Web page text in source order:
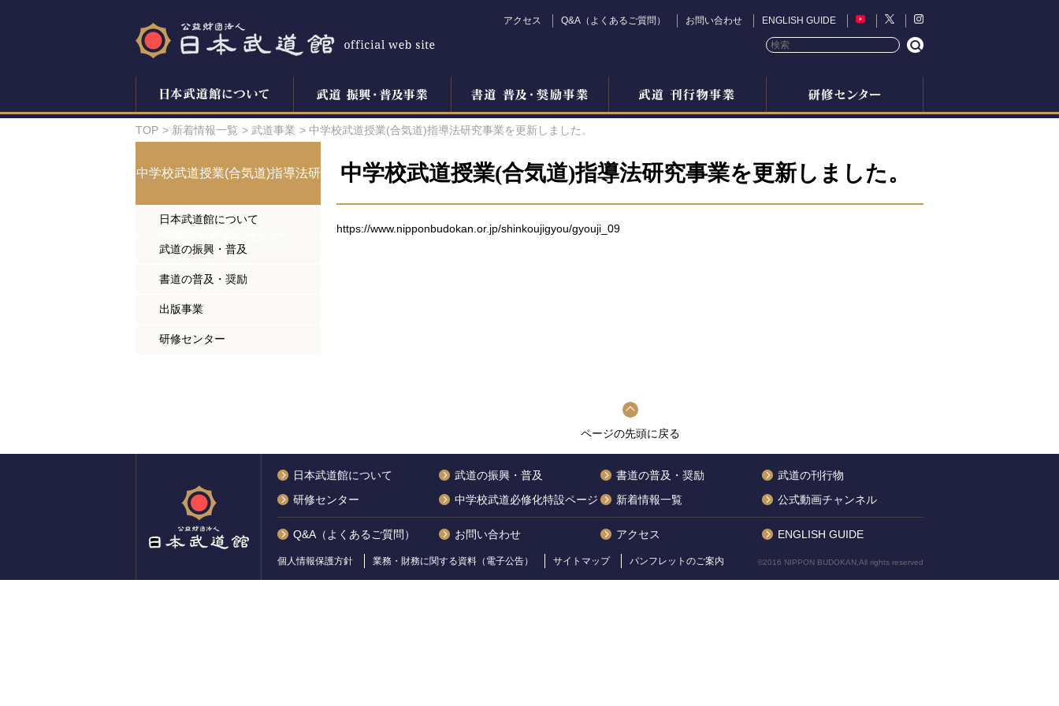
アクセス Q&A（よくあるご質問） お問い合わせ ENGLISH GUIDE
TOP 新着情報一覧 武道事業 中学校武道授業(合気道)指導法研究事業を更新しました。
中学校武道授業(合気道)指導法研
日本武道館について
武道の振興・普及
書道の普及・奨励
出版事業
研修センター
中学校武道授業(合気道)指導法研究事業を更新しました。
https://www.nipponbudokan.or.jp/shinkoujigyou/gyouji_09
ページの先頭に戻る
日本武道館について 武道の振興・普及 書道の普及・奨励
武道の刊行物
研修センター
中学校武道必修化特設ページ 新着情報一覧 公式動画チャンネル
Q&A（よくあるご質問） お問い合わせ アクセス ENGLISH GUIDE
個人情報保護方針 業務・財務に関する資料（電子公告） サイトマップ パンフレットのご案内 ©2016 NIPPON BUDOKAN,All rights reserved